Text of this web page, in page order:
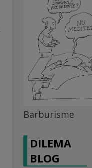
Barburisme
DILEMA
BLOG